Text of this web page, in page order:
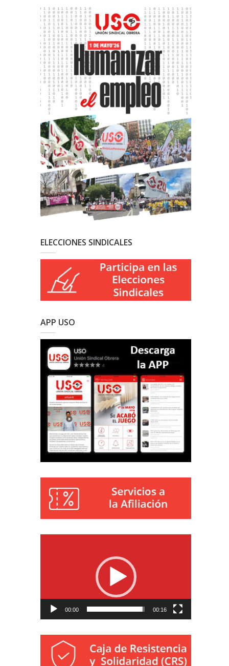
ELECCIONES SINDICALES
APP USO
00:00 00:16